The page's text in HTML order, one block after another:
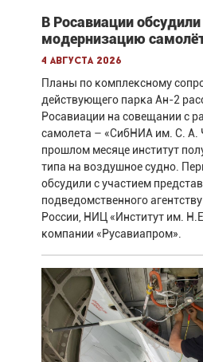
В Росавиации
модернизацию
4 августа 2026
Планы по комплексному
действующего парка Ан-2
Росавиации на совещании с
самолета – «СибНИА им. С. А.
прошлом месяце институт
типа на воздушное судно.
обсудили с участием
подведомственного
России, НИЦ «Институт им.
компании «Русавиапром».